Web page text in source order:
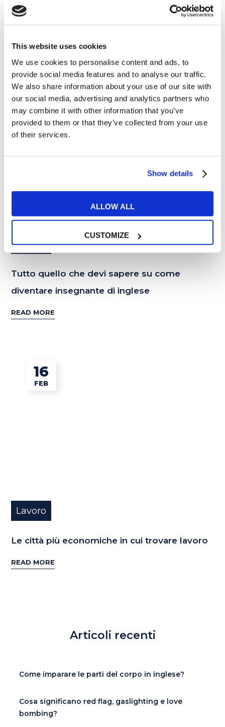
This website uses cookies
We use cookies to personalise content and ads, to
provide social media features and to analyse our traffic.
We also share information about your use of our site with
our social media, advertising and analytics partners who
may combine it with other information that you’ve
provided to them or that they’ve collected from your use
of their services.
Show details
ALLOW ALL
CUSTOMIZE
6 offerte di lavoro all’estero
READ MORE
05
OTT
Lavoro
Tutto quello che devi sapere su come
diventare insegnante di inglese
READ MORE
16
FEB
Lavoro
Le città più economiche in cui trovare lavoro
READ MORE
Articoli recenti
Come imparare le parti del corpo in inglese?
Cosa significano red flag, gaslighting e love
bombing?